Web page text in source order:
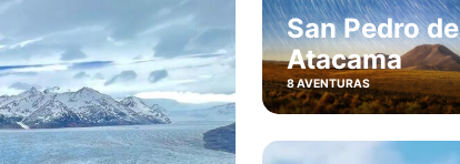
San Pedro de
Atacama
8 AVENTURAS